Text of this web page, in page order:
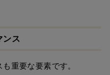
ンス
重要な要素です。